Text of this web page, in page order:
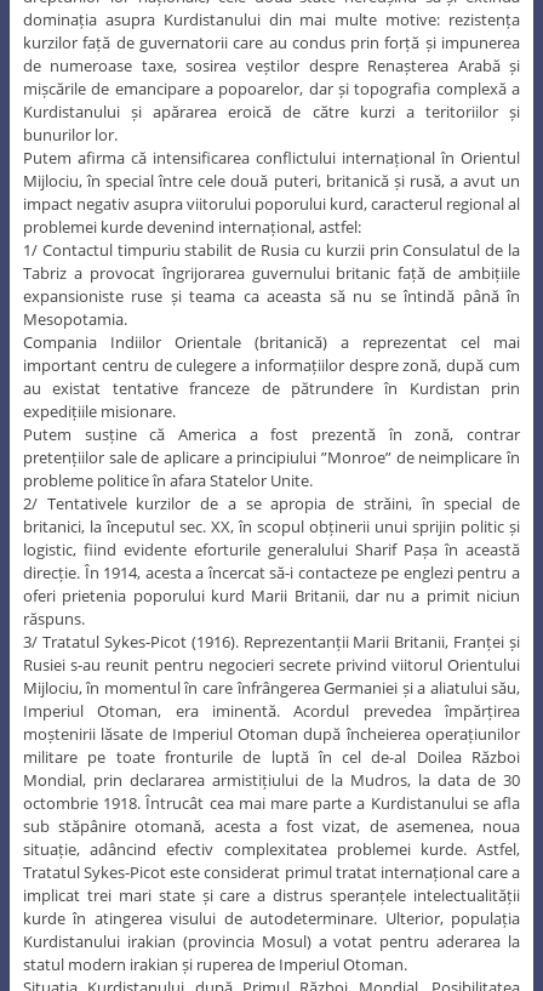
dominația asupra Kurdistanului din mai multe motive: rezistența
kurzilor față de guvernatorii care au condus prin forță și impunerea
de numeroase taxe, sosirea veștilor despre Renașterea Arabă și
mișcările de emancipare a popoarelor, dar și topografia complexă a
Kurdistanului și apărarea eroică de către kurzi a teritoriilor și
bunurilor lor.
Putem afirma că intensificarea conflictului internațional în Orientul
Mijlociu, în special între cele două puteri, britanică și rusă, a avut un
impact negativ asupra viitorului poporului kurd, caracterul regional al
problemei kurde devenind internațional, astfel:
1/ Contactul timpuriu stabilit de Rusia cu kurzii prin Consulatul de la
Tabriz a provocat îngrijorarea guvernului britanic față de ambițiile
expansioniste ruse și teama ca aceasta să nu se întindă până în
Mesopotamia.
Compania Indiilor Orientale (britanică) a reprezentat cel mai
important centru de culegere a informațiilor despre zonă, după cum
au existat tentative franceze de pătrundere în Kurdistan prin
expedițiile misionare.
Putem susține că America a fost prezentă în zonă, contrar
pretențiilor sale de aplicare a principiului ”Monroe” de neimplicare în
probleme politice în afara Statelor Unite.
2/ Tentativele kurzilor de a se apropia de străini, în special de
britanici, la începutul sec. XX, în scopul obținerii unui sprijin politic și
logistic, fiind evidente eforturile generalului Sharif Pașa în această
direcție. În 1914, acesta a încercat să-i contacteze pe englezi pentru a
oferi prietenia poporului kurd Marii Britanii, dar nu a primit niciun
răspuns.
3/ Tratatul Sykes-Picot (1916). Reprezentanții Marii Britanii, Franței și
Rusiei s-au reunit pentru negocieri secrete privind viitorul Orientului
Mijlociu, în momentul în care înfrângerea Germaniei și a aliatului său,
Imperiul Otoman, era iminentă. Acordul prevedea împărțirea
moștenirii lăsate de Imperiul Otoman după încheierea operațiunilor
militare pe toate fronturile de luptă în cel de-al Doilea Război
Mondial, prin declararea armistițiului de la Mudros, la data de 30
octombrie 1918. Întrucât cea mai mare parte a Kurdistanului se afla
sub stăpânire otomană, acesta a fost vizat, de asemenea, noua
situație, adâncind efectiv complexitatea problemei kurde. Astfel,
Tratatul Sykes-Picot este considerat primul tratat internațional care a
implicat trei mari state și care a distrus speranțele intelectualității
kurde în atingerea visului de autodeterminare. Ulterior, populația
Kurdistanului irakian (provincia Mosul) a votat pentru aderarea la
statul modern irakian și ruperea de Imperiul Otoman.